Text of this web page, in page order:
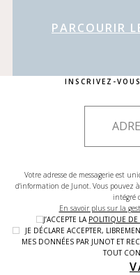
PARCOURIR
INSCRIVEZ-
Votre adresse de messagerie est
d'information de Junot. Vous
intégré
En savoir plus sur la
J’ACCEPTE LA POLITIQUE
JE DÉCLARE ACCEPTER,
MES DONNÉES PAR JUNOT ET
TOUT